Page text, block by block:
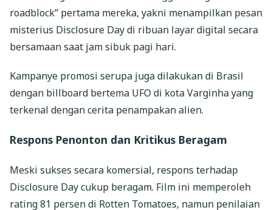
roadblock” pertama mereka, yakni menampilkan pesan
misterius Disclosure Day di ribuan layar digital secara
bersamaan saat jam sibuk pagi hari.
Kampanye promosi serupa juga dilakukan di Brasil
dengan billboard bertema UFO di kota Varginha yang
terkenal dengan cerita penampakan alien.
Respons Penonton dan Kritikus Beragam
Meski sukses secara komersial, respons terhadap
Disclosure Day cukup beragam. Film ini memperoleh
rating 81 persen di Rotten Tomatoes, namun penilaian